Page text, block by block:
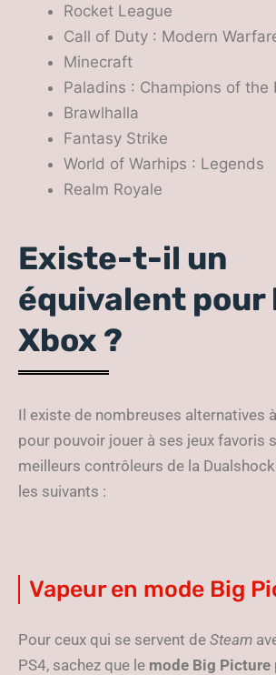
Rocket League
Call of Duty : Modern
Minecraft
Paladins : Champions of the
Brawlhalla
Fantasy Strike
World of Warhips : Legends
Realm Royale
Existe-t-il un
équivalent pour
Xbox ?
Il existe de nombreuses alternatives
pour pouvoir jouer à ses jeux favoris
meilleurs contrôleurs de la
les suivants :
Vapeur en mode Big
Pour ceux qui se servent de Steam
PS4, sachez que le mode Big Picture